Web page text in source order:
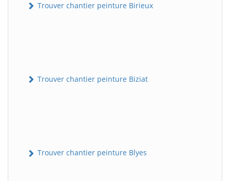
Trouver chantier peinture Birieux
Trouver chantier peinture Biziat
Trouver chantier peinture Blyes